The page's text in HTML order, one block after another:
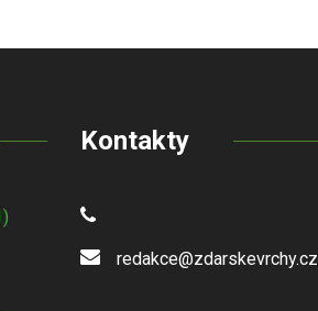
Kontakty
redakce@zdarskevrchy.cz